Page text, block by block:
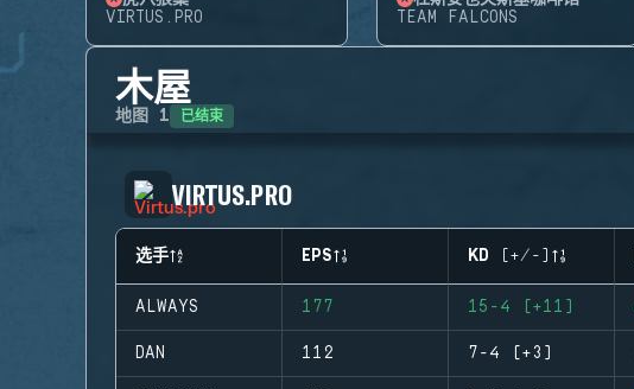
VIRTUS.PRO
TEAM FALCONS
木屋
地图 1 已结束
VIRTUS.PRO
选手 EPS KD (+/-)
ALWAYS 177 15-4 (+11)
DAN 112 7-4 (+3)